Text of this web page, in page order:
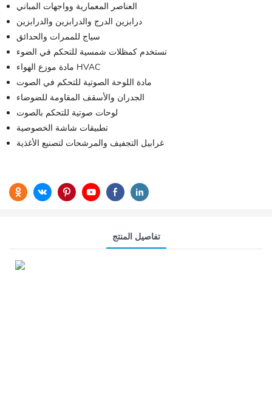
العناصر المعمارية وواجهات المباني
درابزين الدرج والدرابزين والدرابزين
سياج للممرات والحدائق
تستخدم كمظلات شمسية للتحكم في الضوء
مادة موزع الهواء HVAC
مادة اللوحة الصوتية للتحكم في الصوت
الجدران والأسقف المقاومة للضوضاء
لوحات صوتية للتحكم بالصوت
تطبيقات شاشة الخصوصية
غرابيل التجفيف والمرشحات لتصنيع الأغذية
تفاصيل المنتج